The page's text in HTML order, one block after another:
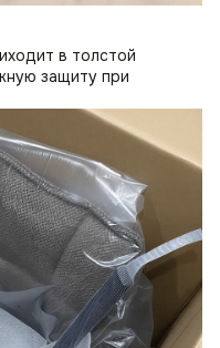
в толстой
защиту при